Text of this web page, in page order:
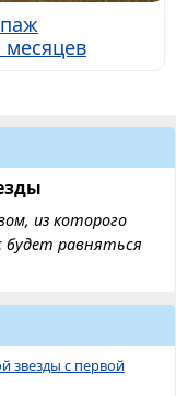
из которого
будет равняться
звезды с первой